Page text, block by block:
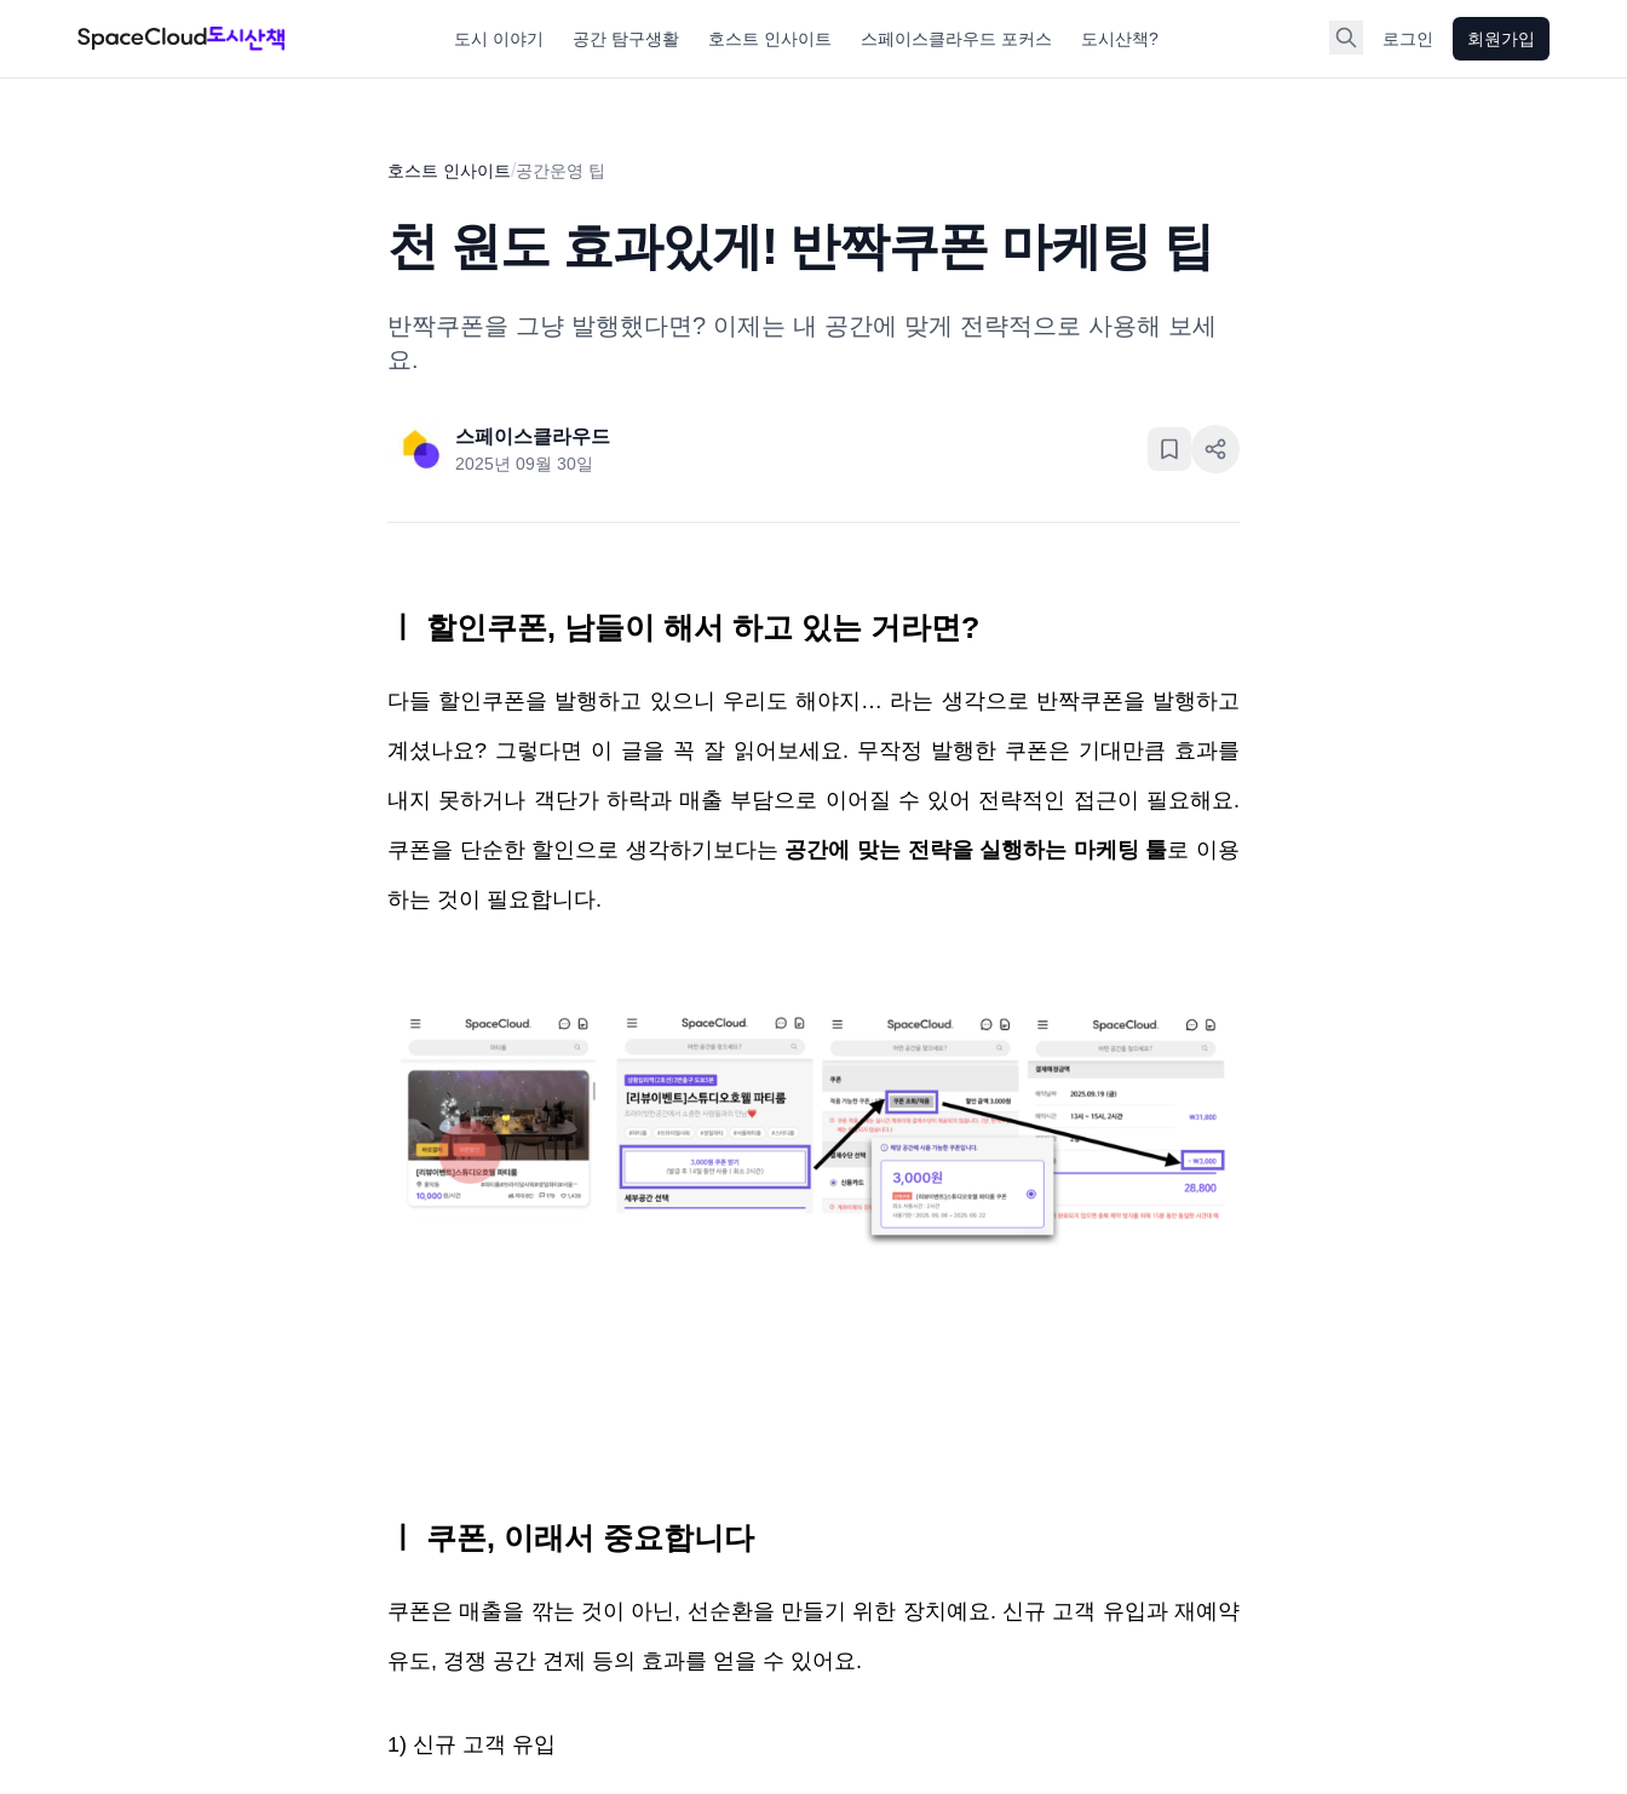
도시 이야기 공간 탐구생활 호스트 인사이트 스페이스클라우드 포커스 도시산책? 로그인 회원가입
호스트 인사이트/공간운영 팁
천 원도 효과있게! 반짝쿠폰 마케팅 팁
반짝쿠폰을 그냥 발행했다면? 이제는 내 공간에 맞게 전략적으로 사용해 보세
요.
스페이스클라우드
2025년 09월 30일
ㅣ 할인쿠폰, 남들이 해서 하고 있는 거라면?
다들 할인쿠폰을 발행하고 있으니 우리도 해야지… 라는 생각으로 반짝쿠폰을 발행하고
계셨나요? 그렇다면 이 글을 꼭 잘 읽어보세요. 무작정 발행한 쿠폰은 기대만큼 효과를
내지 못하거나 객단가 하락과 매출 부담으로 이어질 수 있어 전략적인 접근이 필요해요.
쿠폰을 단순한 할인으로 생각하기보다는 공간에 맞는 전략을 실행하는 마케팅 툴로 이용
하는 것이 필요합니다.
ㅣ 쿠폰, 이래서 중요합니다
쿠폰은 매출을 깎는 것이 아닌, 선순환을 만들기 위한 장치예요. 신규 고객 유입과 재예약
유도, 경쟁 공간 견제 등의 효과를 얻을 수 있어요.
1) 신규 고객 유입